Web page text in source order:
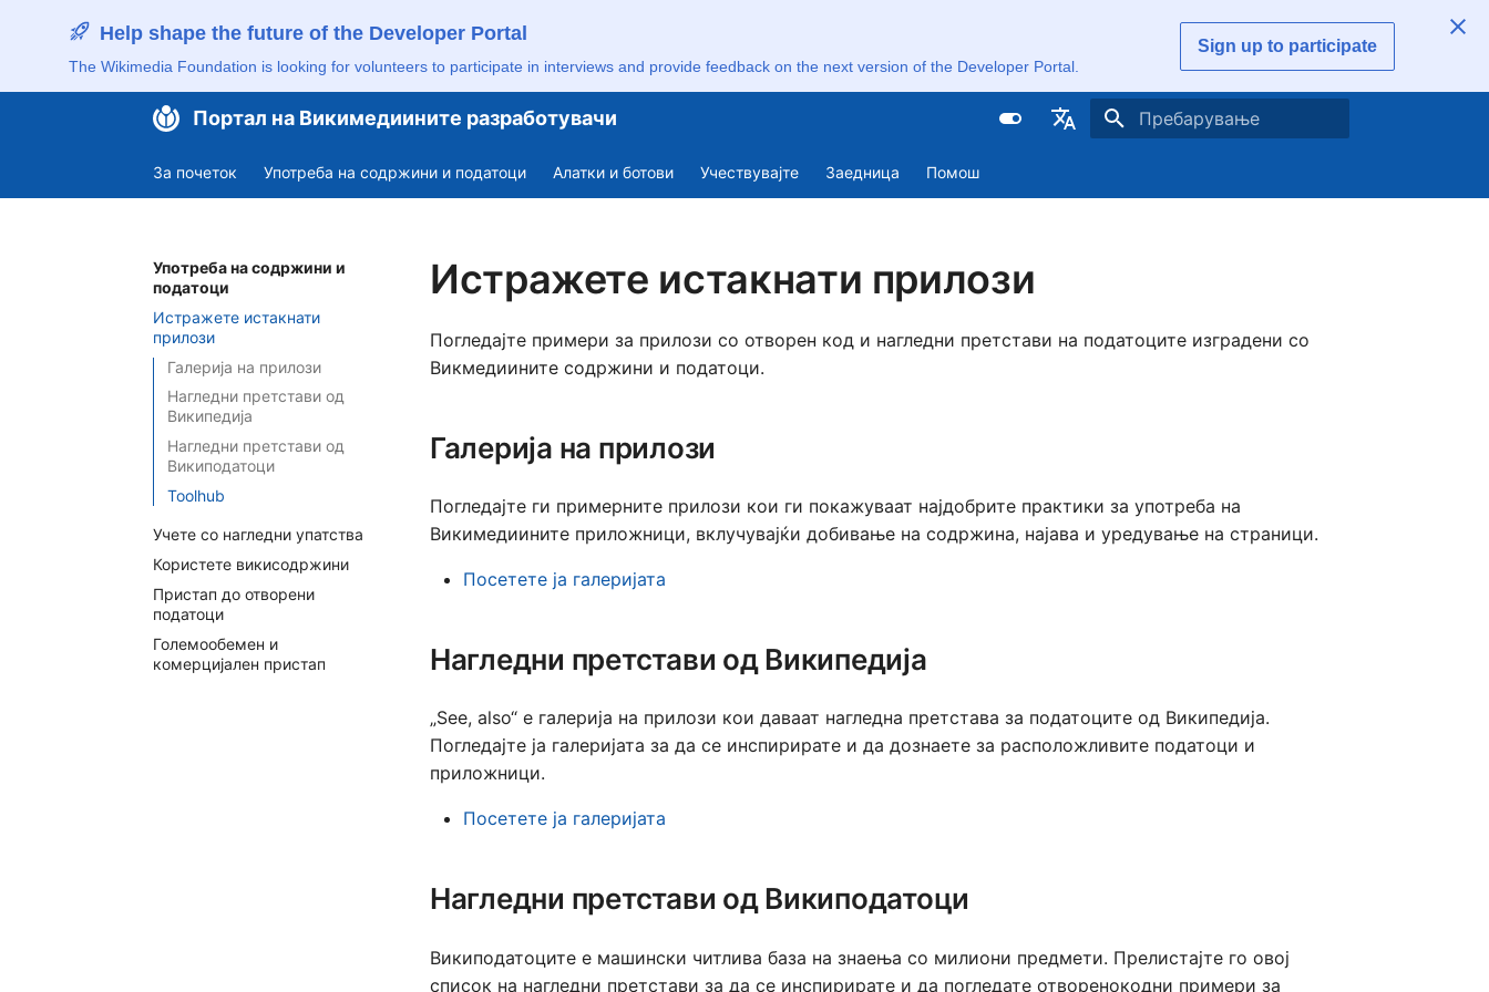
Help shape the future of the Developer Portal
The Wikimedia Foundation is looking for volunteers to participate in interviews and provide feedback on the next version of the Developer Portal.
Sign up to participate
Портал на Викимедиините разработувачи
Deutsch
Español
Français
Português (Brasil)
Türkçe
العربية
বাংলা
За почеток Употреба на содржини и податоци Алатки и ботови Учествувајте Заедница Помош
Употреба на содржини и
податоци
Истражете истакнати
прилози
Галерија на прилози
Нагледни претстави од
Википедија
Нагледни претстави од
Википодатоци
Toolhub
Учете со нагледни упатства
Користете викисодржини
Пристап до отворени
податоци
Големообемен и
комерцијален пристап
Истражете истакнати прилози
Погледајте примери за прилози со отворен код и нагледни претстави на податоците изградени со
Викмедиините содржини и податоци.
Галерија на прилози
Погледајте ги примерните прилози кои ги покажуваат најдобрите практики за употреба на
Викимедиините приложници, вклучувајќи добивање на содржина, најава и уредување на страници.
Посетете ја галеријата
Нагледни претстави од Википедија
„See, also“ е галерија на прилози кои даваат нагледна претстава за податоците од Википедија.
Погледајте ја галеријата за да се инспирирате и да дознаете за расположливите податоци и
приложници.
Посетете ја галеријата
Нагледни претстави од Википодатоци
Википодатоците е машински читлива база на знаења со милиони предмети. Прелистајте го овој
список на нагледни претстави за да се инспирирате и да погледате отворенокодни примери за